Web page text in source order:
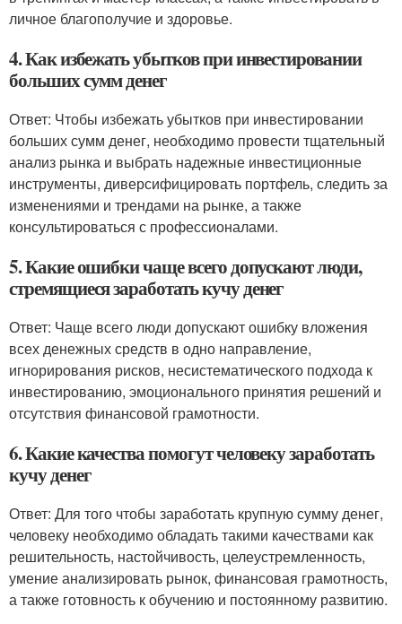
личное благополучие и здоровье.
4. Как избежать убытков при инвестировании
больших сумм денег
Ответ: Чтобы избежать убытков при инвестировании
больших сумм денег, необходимо провести тщательный
анализ рынка и выбрать надежные инвестиционные
инструменты, диверсифицировать портфель, следить за
изменениями и трендами на рынке, а также
консультироваться с профессионалами.
5. Какие ошибки чаще всего допускают люди,
стремящиеся заработать кучу денег
Ответ: Чаще всего люди допускают ошибку вложения
всех денежных средств в одно направление,
игнорирования рисков, несистематического подхода к
инвестированию, эмоционального принятия решений и
отсутствия финансовой грамотности.
6. Какие качества помогут человеку заработать
кучу денег
Ответ: Для того чтобы заработать крупную сумму денег,
человеку необходимо обладать такими качествами как
решительность, настойчивость, целеустремленность,
умение анализировать рынок, финансовая грамотность,
а также готовность к обучению и постоянному развитию.